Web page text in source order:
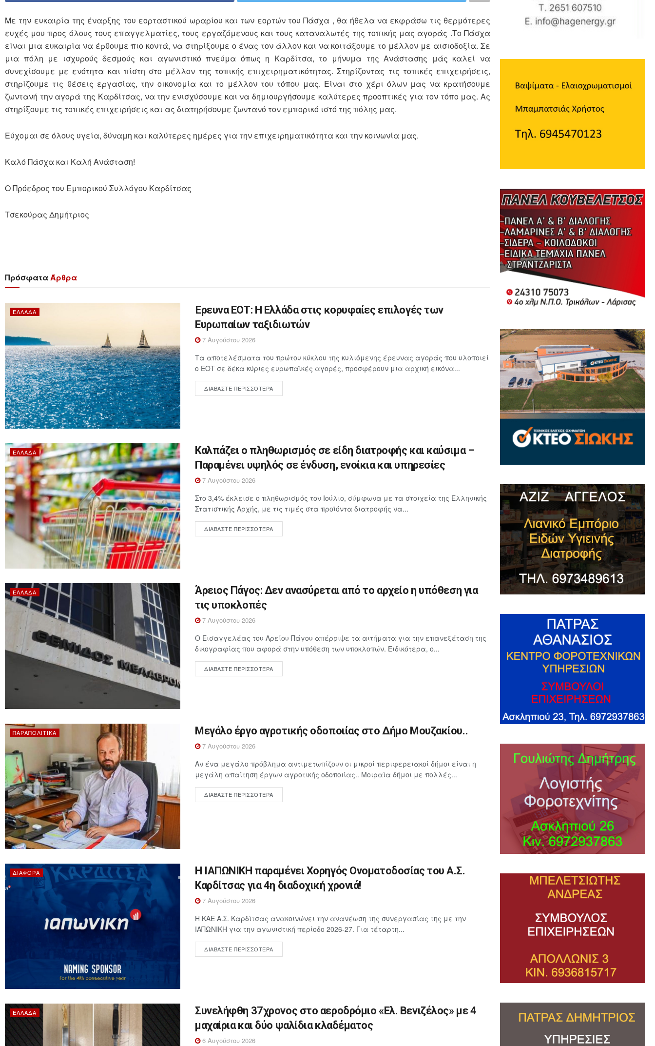
Με την ευκαιρία της έναρξης του εορταστικού ωραρίου και των εορτών του Πάσχα , θα ήθελα να εκφράσω τις θερμότερες
ευχές μου προς όλους τους επαγγελματίες, τους εργαζόμενους και τους καταναλωτές της τοπικής μας αγοράς .Το Πάσχα
είναι μια ευκαιρία να έρθουμε πιο κοντά, να στηρίξουμε ο ένας τον άλλον και να κοιτάξουμε το μέλλον με αισιοδοξία. Σε
μια πόλη με ισχυρούς δεσμούς και αγωνιστικό πνεύμα όπως η Καρδίτσα, το μήνυμα της Ανάστασης μάς καλεί να
συνεχίσουμε με ενότητα και πίστη στο μέλλον της τοπικής επιχειρηματικότητας. Στηρίζοντας τις τοπικές επιχειρήσεις,
στηρίζουμε τις θέσεις εργασίας, την οικονομία και το μέλλον του τόπου μας. Είναι στο χέρι όλων μας να κρατήσουμε
ζωντανή την αγορά της Καρδίτσας, να την ενισχύσουμε και να δημιουργήσουμε καλύτερες προοπτικές για τον τόπο μας. Ας
στηρίξουμε τις τοπικές επιχειρήσεις και ας διατηρήσουμε ζωντανό τον εμπορικό ιστό της πόλης μας.
Εύχομαι σε όλους υγεία, δύναμη και καλύτερες ημέρες για την επιχειρηματικότητα και την κοινωνία μας.
Καλό Πάσχα και Καλή Ανάσταση!
Ο Πρόεδρος του Εμπορικού Συλλόγου Καρδίτσας
Τσεκούρας Δημήτριος
ΠρόσφαταΆρθρα
ΕΛΛΆΔΑ
Έρευνα ΕΟΤ: Η Ελλάδα στις κορυφαίες επιλογές των
Ευρωπαίων ταξιδιωτών
7 Αυγούστου 2026
Τα αποτελέσματα του πρώτου κύκλου της κυλιόμενης έρευνας αγοράς που υλοποιεί
ο ΕΟΤ σε δέκα κύριες ευρωπαϊκές αγορές, προσφέρουν μια αρχική εικόνα...
ΔΙΑΒΆΣΤΕ ΠΕΡΙΣΣΌΤΕΡΑ
ΕΛΛΆΔΑ
Καλπάζει ο πληθωρισμός σε είδη διατροφής και καύσιμα –
Παραμένει υψηλός σε ένδυση, ενοίκια και υπηρεσίες
7 Αυγούστου 2026
Στο 3,4% έκλεισε ο πληθωρισμός τον Ιούλιο, σύμφωνα με τα στοιχεία της Ελληνικής
Στατιστικής Αρχής, με τις τιμές στα προϊόντα διατροφής να...
ΔΙΑΒΆΣΤΕ ΠΕΡΙΣΣΌΤΕΡΑ
ΕΛΛΆΔΑ
Άρειος Πάγος: Δεν ανασύρεται από το αρχείο η υπόθεση για
τις υποκλοπές
7 Αυγούστου 2026
Ο Εισαγγελέας του Αρείου Πάγου απέρριψε τα αιτήματα για την επανεξέταση της
δικογραφίας που αφορά στην υπόθεση των υποκλοπών. Ειδικότερα, ο...
ΔΙΑΒΆΣΤΕ ΠΕΡΙΣΣΌΤΕΡΑ
ΠΑΡΑΠΟΛΙΤΙΚΆ Μεγάλο έργο αγροτικής οδοποιίας στο Δήμο Μουζακίου..
7 Αυγούστου 2026
Αν ένα μεγάλο πρόβλημα αντιμετωπίζουν οι μικροί περιφερειακοί δήμοι είναι η
μεγάλη απαίτηση έργων αγροτικής οδοποιίας.. Μοιραία δήμοι με πολλές...
ΔΙΑΒΆΣΤΕ ΠΕΡΙΣΣΌΤΕΡΑ
ΔΙΆΦΟΡΑ
Η ΙΑΠΩΝΙΚΗ παραμένει Χορηγός Ονοματοδοσίας του Α.Σ.
Καρδίτσας για 4η διαδοχική χρονιά!
7 Αυγούστου 2026
Η ΚΑΕ Α.Σ. Καρδίτσας ανακοινώνει την ανανέωση της συνεργασίας της με την
ΙΑΠΩΝΙΚΗ για την αγωνιστική περίοδο 2026-27. Για τέταρτη...
ΔΙΑΒΆΣΤΕ ΠΕΡΙΣΣΌΤΕΡΑ
ΕΛΛΆΔΑ
Συνελήφθη 37χρονος στο αεροδρόμιο «Ελ. Βενιζέλος» με 4
μαχαίρια και δύο ψαλίδια κλαδέματος
6 Αυγούστου 2026